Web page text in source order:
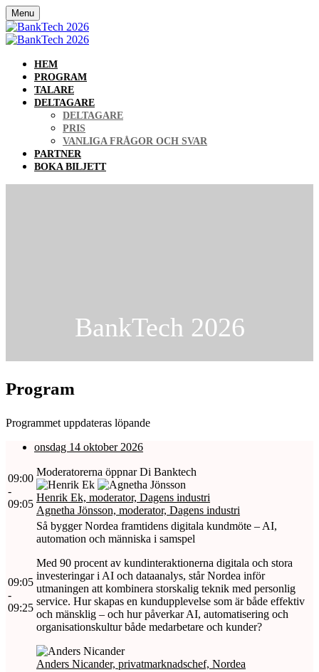
Menu
HEM
PROGRAM
TALARE
DELTAGARE
DELTAGARE
PRIS
VANLIGA FRÅGOR OCH SVAR
PARTNER
BOKA BILJETT
BankTech 2026
Program
Programmet uppdateras löpande
onsdag 14 oktober 2026
09:00
-
09:05
Moderatorerna öppnar Di Banktech
Henrik Ek, moderator, Dagens industri
Agnetha Jönsson, moderator, Dagens industri
09:05
-
09:25
Så bygger Nordea framtidens digitala kundmöte – AI,
automation och människa i samspel
Med 90 procent av kundinteraktionerna digitala och stora
investeringar i AI och dataanalys, står Nordea inför
utmaningen att kombinera storskalig teknik med personlig
service. Hur skapas en kundupplevelse som är både effektiv
och mänsklig – och hur påverkar AI, automatisering och
organisationskultur både medarbetare och kunder?
Anders Nicander, privatmarknadschef, Nordea